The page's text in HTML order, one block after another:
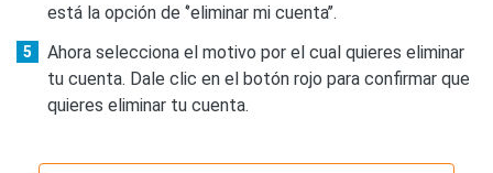
está la opción de ‘’eliminar mi cuenta’’.
Ahora selecciona el motivo por el cual quieres eliminar
tu cuenta. Dale clic en el botón rojo para confirmar que
quieres eliminar tu cuenta.